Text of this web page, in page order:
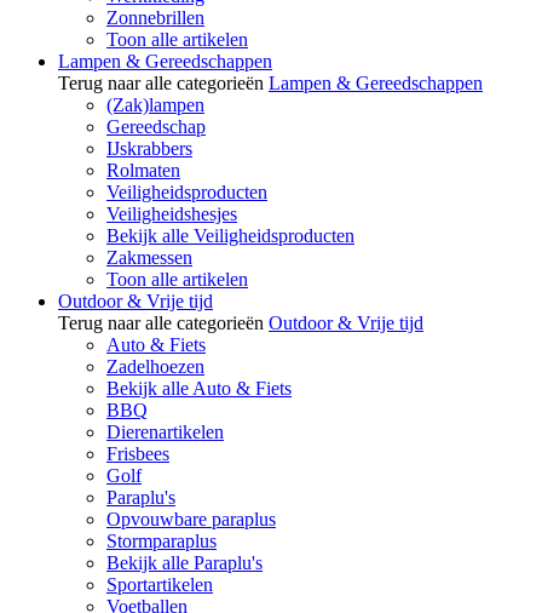
Zonnebrillen
Toon alle artikelen
Lampen & Gereedschappen
Terug naar alle categorieën Lampen & Gereedschappen
(Zak)lampen
Gereedschap
IJskrabbers
Rolmaten
Veiligheidsproducten
Veiligheidshesjes
Bekijk alle Veiligheidsproducten
Zakmessen
Toon alle artikelen
Outdoor & Vrije tijd
Terug naar alle categorieën Outdoor & Vrije tijd
Auto & Fiets
Zadelhoezen
Bekijk alle Auto & Fiets
BBQ
Dierenartikelen
Frisbees
Golf
Paraplu's
Opvouwbare paraplus
Stormparaplus
Bekijk alle Paraplu's
Sportartikelen
Voetballen